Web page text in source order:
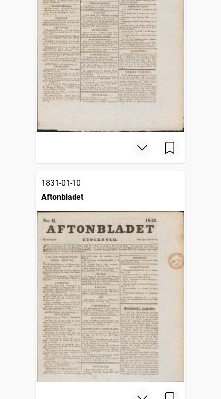
1831-01-10
Aftonbladet